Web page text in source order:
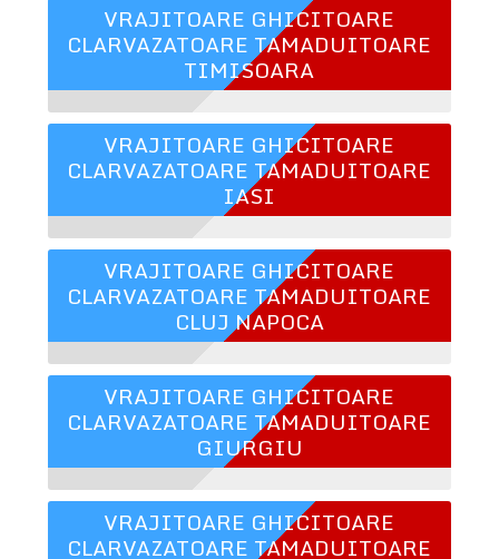
VRAJITOARE GHICITOARE
CLARVAZATOARE TAMADUITOARE
TIMISOARA
VRAJITOARE GHICITOARE
CLARVAZATOARE TAMADUITOARE
IASI
VRAJITOARE GHICITOARE
CLARVAZATOARE TAMADUITOARE
CLUJ NAPOCA
VRAJITOARE GHICITOARE
CLARVAZATOARE TAMADUITOARE
GIURGIU
VRAJITOARE GHICITOARE
CLARVAZATOARE TAMADUITOARE